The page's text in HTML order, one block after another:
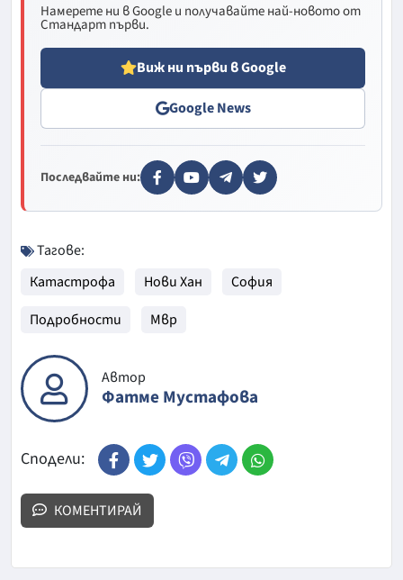
Намерете ни в Google и получавайте най-новото от
Стандарт първи.
Виж ни първи в Google
Google News
Последвайте ни:
Тагове:
Катастрофа
Нови Хан
София
Подробности
Мвр
Автор
Фатме Мустафова
Сподели:
КОМЕНТИРАЙ